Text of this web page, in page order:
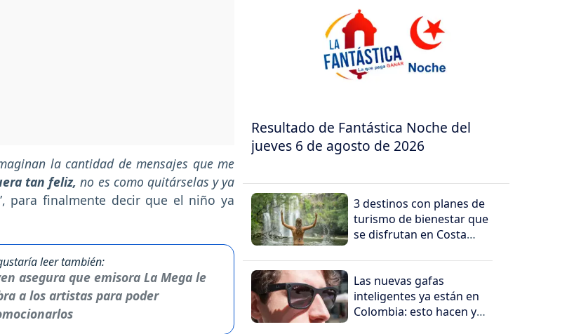
la cantidad de mensajes que me
tan feliz,no es como quitárselas y ya
para finalmente decir que el niño ya
leer también:
asegura que emisora La Mega le
a los artistas para poder
Resultado de Fantástica Noche del
jueves 6 de agosto de 2026
3 destinos con planes de
turismo de bienestar que
se disfrutan en Costa
Las nuevas gafas
inteligentes ya están en
Colombia: esto hacen y